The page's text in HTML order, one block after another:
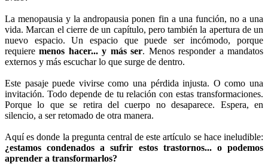
La menopausia y la andropausia ponen fin a una función, no a una
vida. Marcan el cierre de un capítulo, pero también la apertura de un
nuevo espacio. Un espacio que puede ser incómodo, porque
requiere menos hacer... y más ser. Menos responder a mandatos
externos y más escuchar lo que surge de dentro.
Este pasaje puede vivirse como una pérdida injusta. O como una
invitación. Todo depende de tu relación con estas transformaciones.
Porque lo que se retira del cuerpo no desaparece. Espera, en
silencio, a ser retomado de otra manera.
Aquí es donde la pregunta central de este artículo se hace ineludible:
¿estamos condenados a sufrir estos trastornos... o podemos
aprender a transformarlos?